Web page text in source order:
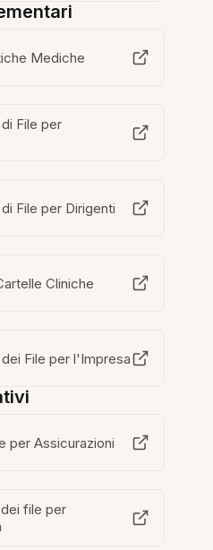
Mediche
File per
File per Dirigenti
Cliniche
File per l'Impresa
per Assicurazioni
file per